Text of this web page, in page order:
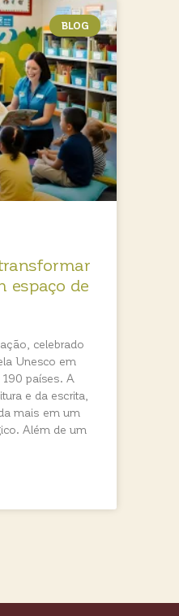
BLOG
espaço de
celebrado
Unesco em
países. A
e da escrita,
mais em um
Além de um